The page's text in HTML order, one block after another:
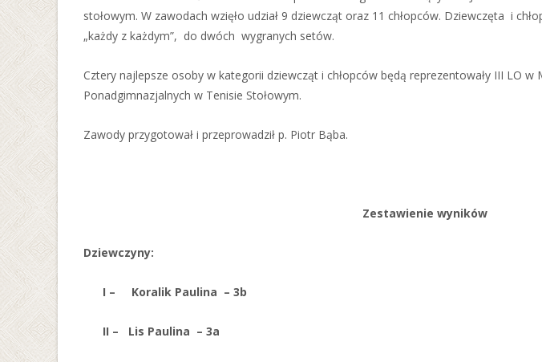
stołowym. W zawodach wzięło udział 9 dziewcząt oraz 11 chłopców. Dziewczęta i
„każdy z każdym”, do dwóch wygranych setów.
Cztery najlepsze osoby w kategorii dziewcząt i chłopców będą reprezentowały III LO w
Ponadgimnazjalnych w Tenisie Stołowym.
Zawody przygotował i przeprowadził p. Piotr Bąba.
Zestawienie wyników
Dziewczyny:
I – Koralik Paulina – 3b
II – Lis Paulina – 3a